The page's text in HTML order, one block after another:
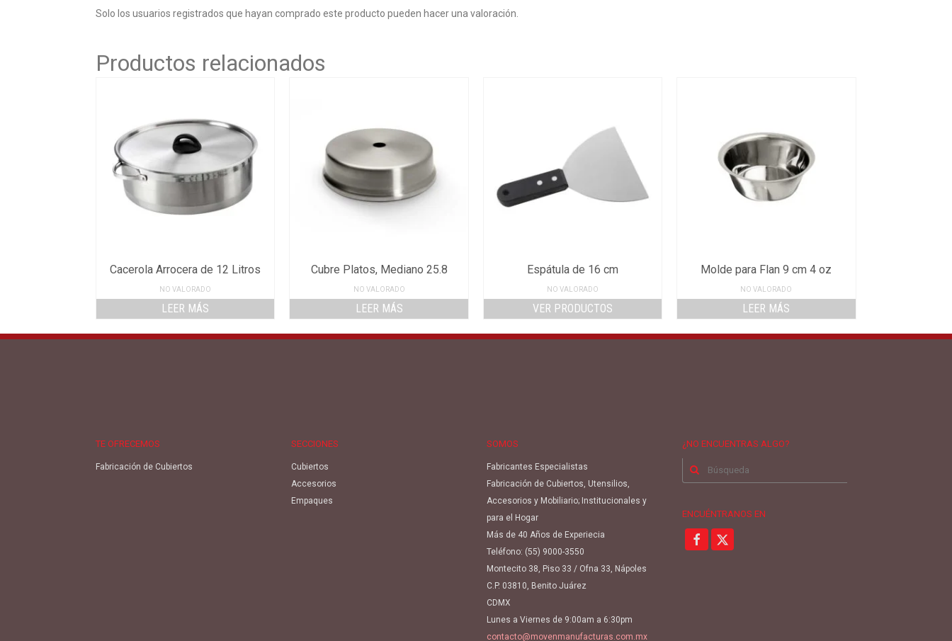
Solo los usuarios registrados que hayan comprado este producto pueden hacer una valoración.
Productos relacionados
Cacerola Arrocera de 12 Litros
NO VALORADO
LEER MÁS
Cubre Platos, Mediano 25.8
NO VALORADO
LEER MÁS
Espátula de 16 cm
NO VALORADO
VER PRODUCTOS
Molde para Flan 9 cm 4 oz
NO VALORADO
LEER MÁS
TE OFRECEMOS
Fabricación de Cubiertos
SECCIONES
Cubiertos
Accesorios
Empaques
SOMOS
Fabricantes Especialistas
Fabricación de Cubiertos, Utensilios,
Accesorios y Mobiliario; Institucionales y
para el Hogar
Más de 40 Años de Experiecia
Teléfono: (55) 9000-3550
Montecito 38, Piso 33 / Ofna 33, Nápoles
C.P. 03810, Benito Juárez
CDMX
Lunes a Viernes de 9:00am a 6:30pm
contacto@movenmanufacturas.com.mx
¿NO ENCUENTRAS ALGO?
Buscar
ENCUÉNTRANOS EN